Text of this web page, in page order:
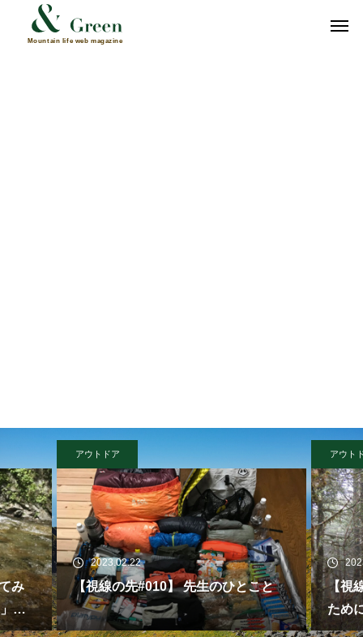
と
アウトドア
2023.02.22
【視線の先#009】 ATを半年間歩く
ために必要なアレ
【ご